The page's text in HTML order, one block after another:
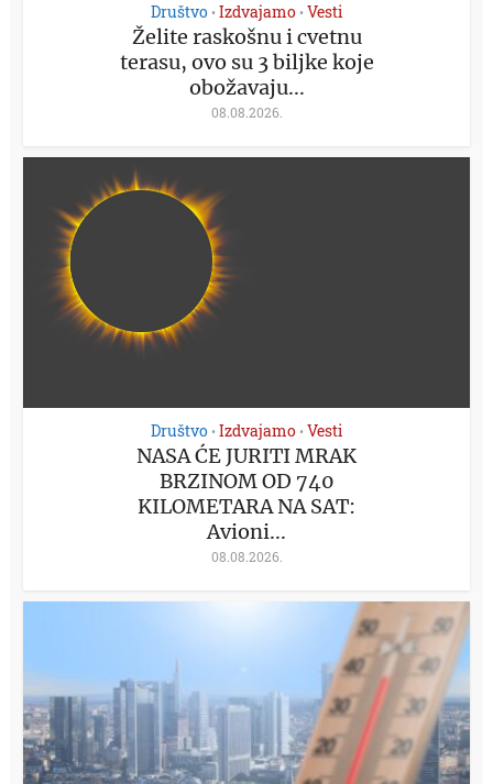
Društvo • Izdvajamo • Vesti
Želite raskošnu i cvetnu
terasu, ovo su 3 biljke koje
obožavaju...
08.08.2026.
Društvo • Izdvajamo • Vesti
NASA ĆE JURITI MRAK
BRZINOM OD 740
KILOMETARA NA SAT:
Avioni...
08.08.2026.